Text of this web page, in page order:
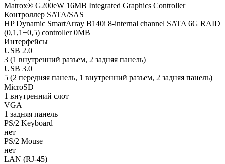
Matrox® G200eW 16MB Integrated Graphics Controller
Контроллер SATA/SAS
HP Dynamic SmartArray B140i 8-internal channel SATA 6G RAID
(0,1,1+0,5) controller 0MB
Интерфейсы
USB 2.0
3 (1 внутренний разъем, 2 задняя панель)
USB 3.0
5 (2 передняя панель, 1 внутренний разъем, 2 задняя панель)
MicroSD
1 внутренний слот
VGA
1 задняя панель
PS/2 Keyboard
нет
PS/2 Mouse
нет
LAN (RJ-45)